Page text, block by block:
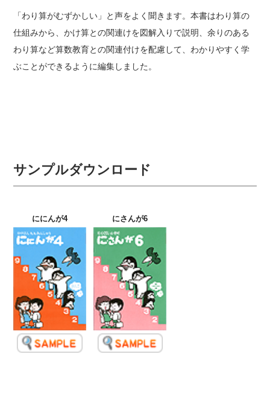
「わり算がむずかしい」と声をよく聞きます。本書はわり算の
仕組みから、かけ算との関連けを図解入りで説明、余りのある
わり算など算数教育との関連付けを配慮して、わかりやすく学
ぶことができるように編集しました。
サンプルダウンロード
ににんが4 にさんが6